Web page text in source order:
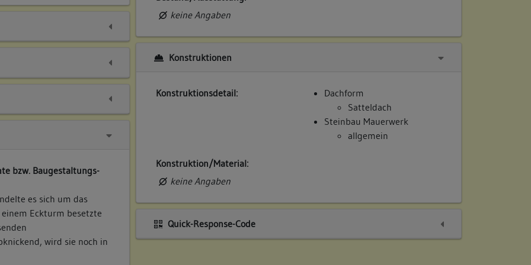
bzw. Baugestaltungs-
es sich um das
Eckturm besetzte
wird sie noch in
keine Angaben
Konstruktionen
Konstruktionsdetail:
Dachform
Satteldach
Steinbau Mauerwerk
allgemein
Konstruktion/Material:
keine Angaben
Quick-Response-Code